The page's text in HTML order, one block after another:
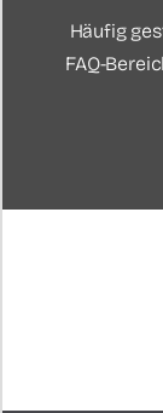
Häufig
FAQ-